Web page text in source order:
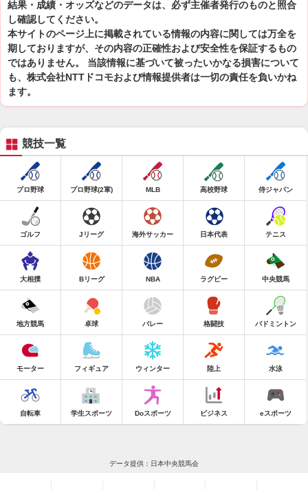
結果・成績・オッズなどのデータは、必ず主催者発行のものと照合
し確認してください。
本サイトのページ上に掲載されている情報の内容に関しては万全を
期しておりますが、その内容の正確性および安全性を保証するもの
ではありません。 当該情報に基づいて被ったいかなる損害について
も、株式会社NTTドコモおよび情報提供者は一切の責任を負いかね
ます。
競技一覧
プロ野球 プロ野球(2軍) MLB 高校野球 侍ジャパン
ゴルフ Jリーグ 海外サッカー 日本代表 テニス
大相撲 Bリーグ NBA ラグビー 中央競馬
地方競馬 卓球 バレー 格闘技 バドミントン
モーター フィギュア ウィンター 陸上 水泳
自転車 学生スポーツ Doスポーツ ビジネス eスポーツ
データ提供：日本中央競馬会